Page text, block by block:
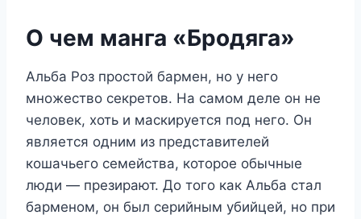
О чем манга «Бродяга»
Альба Роз простой бармен, но у него
множество секретов. На самом деле он не
человек, хоть и маскируется под него. Он
является одним из представителей
кошачьего семейства, которое обычные
люди — презирают. До того как Альба стал
барменом, он был серийным убийцей, но при